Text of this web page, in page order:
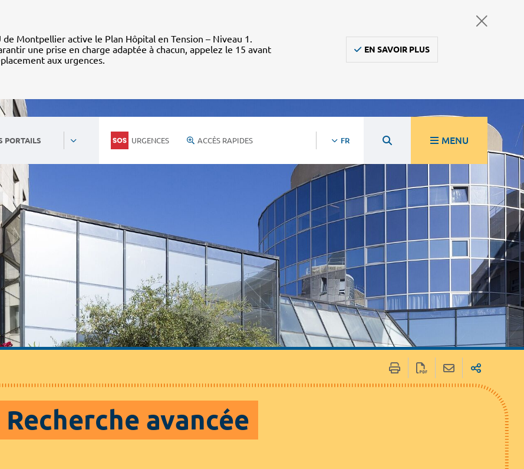
de Montpellier active le Plan Hôpital en Tension – Niveau 1.
une prise en charge adaptée à chacun, appelez le 15 avant
aux urgences.
EN SAVOIR PLUS
PORTAILS URGENCES ACCÈS RAPIDES FR MENU
Recherche avancée